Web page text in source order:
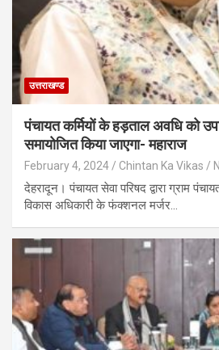
उत्तराखण्ड
पंचायत कर्मियों के हड़ताल अवधि को
समायोजित किया जाएगा- महाराज
February 4, 2024 Chintan Ka Vikas
देहरादून। पंचायत सेवा परिषद द्वारा ग्राम
विकास अधिकारी के फंक्शनल मर्जर…